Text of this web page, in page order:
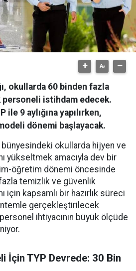
okullarda 60 binden fazla
istihdam edecek.
ile 9 aylığına yapılırken,
dönemi başlayacak.
bünyesindeki okullarda hijyen ve
yükseltmek amacıyla dev bir
öğretim dönemi öncesinde
temizlik ve güvenlik
için kapsamlı bir hazırlık süreci
gerçekleştirilecek
ihtiyacının büyük ölçüde
İçin TYP Devrede: 30 Bin